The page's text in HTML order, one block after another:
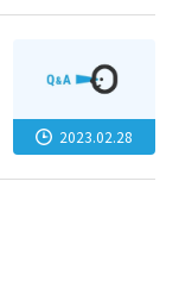
2023.02.28